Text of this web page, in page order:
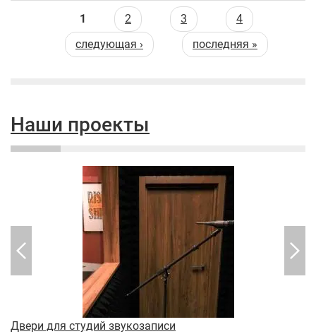
Страницы
1 2 3
4
следующая ›
последняя »
Наши проекты
Двери для студий звукозаписи